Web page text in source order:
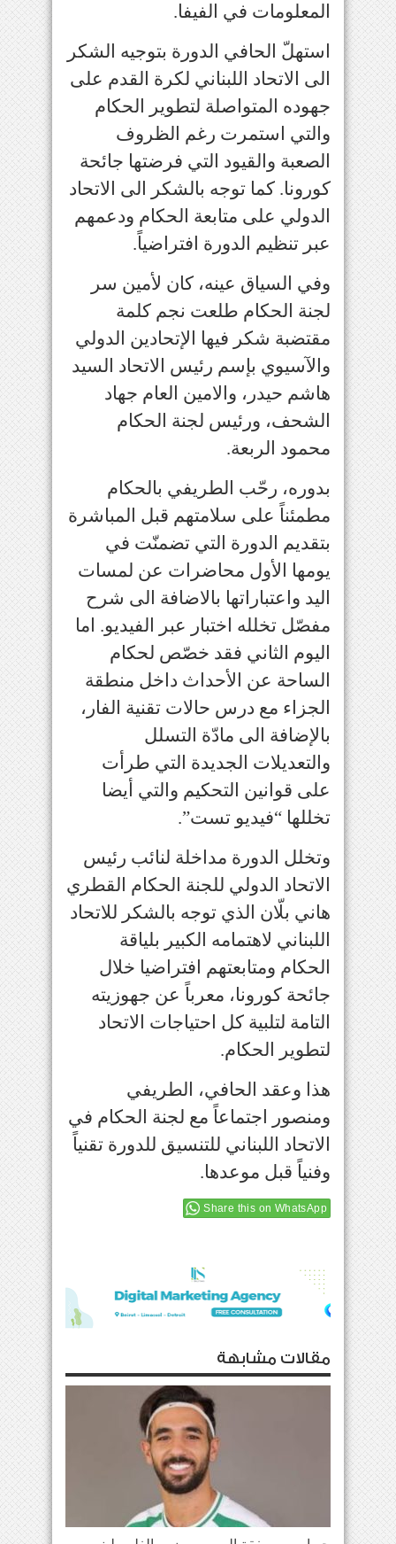
المعلومات في الفيفا.
استهلّ الحافي الدورة بتوجيه الشكر
الى الاتحاد اللبناني لكرة القدم على
جهوده المتواصلة لتطوير الحكام
والتي استمرت رغم الظروف
الصعبة والقيود التي فرضتها جائحة
كورونا. كما توجه بالشكر الى الاتحاد
الدولي على متابعة الحكام ودعمهم
عبر تنظيم الدورة افتراضياً.
وفي السياق عينه، كان لأمين سر
لجنة الحكام طلعت نجم كلمة
مقتضبة شكر فيها الإتحادين الدولي
والآسيوي بإسم رئيس الاتحاد السيد
هاشم حيدر، والامين العام جهاد
الشحف، ورئيس لجنة الحكام
محمود الربعة.
بدوره، رحّب الطريفي بالحكام
مطمئناً على سلامتهم قبل المباشرة
بتقديم الدورة التي تضمنّت في
يومها الأول محاضرات عن لمسات
اليد واعتباراتها بالاضافة الى شرح
مفصّل تخلله اختبار عبر الفيديو. اما
اليوم الثاني فقد خصّص لحكام
الساحة عن الأحداث داخل منطقة
الجزاء مع درس حالات تقنية الفار،
بالإضافة الى مادّة التسلل
والتعديلات الجديدة التي طرأت
على قوانين التحكيم والتي أيضا
تخللها “فيديو تست”.
وتخلل الدورة مداخلة لنائب رئيس
الاتحاد الدولي للجنة الحكام القطري
هاني بلّان الذي توجه بالشكر للاتحاد
اللبناني لاهتمامه الكبير بلياقة
الحكام ومتابعتهم افتراضيا خلال
جائحة كورونا، معرباً عن جهوزيته
التامة لتلبية كل احتياجات الاتحاد
لتطوير الحكام.
هذا وعقد الحافي، الطريفي
ومنصور اجتماعاً مع لجنة الحكام في
الاتحاد اللبناني للتنسيق للدورة تقنياً
وفنياً قبل موعدها.
Share this on WhatsApp
مقالات مشابهة